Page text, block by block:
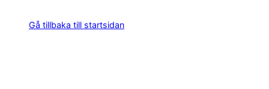
Gå tillbaka till startsidan